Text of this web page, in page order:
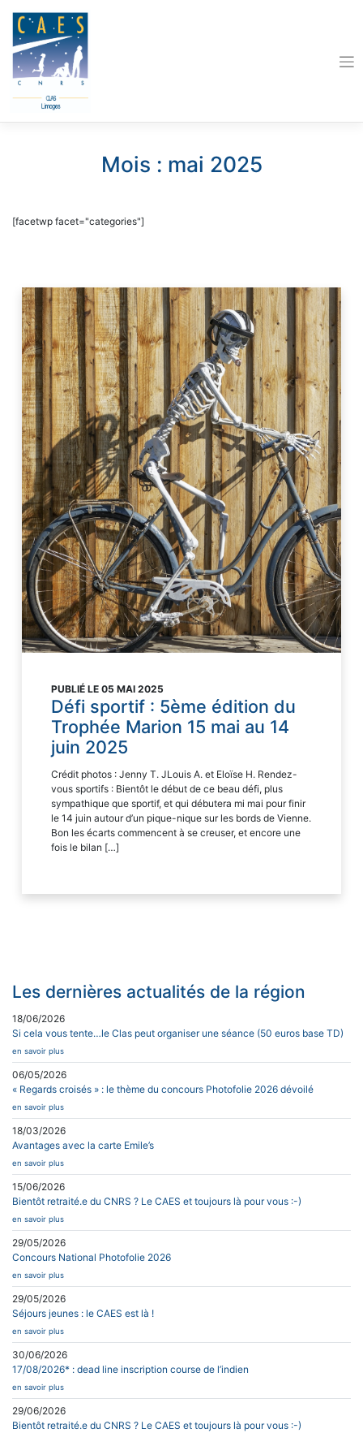
content
Mois : mai 2025
[facetwp facet="categories"]
PUBLIÉ LE 05 MAI 2025
Défi sportif : 5ème édition du
Trophée Marion 15 mai au 14
juin 2025
Crédit photos : Jenny T. JLouis A. et Eloïse H. Rendez-
vous sportifs : Bientôt le début de ce beau défi, plus
sympathique que sportif, et qui débutera mi mai pour finir
le 14 juin autour d’un pique-nique sur les bords de Vienne.
Bon les écarts commencent à se creuser, et encore une
fois le bilan […]
Les dernières actualités de la région
18/06/2026
Si cela vous tente…le Clas peut organiser une séance (50 euros base TD)
en savoir plus
06/05/2026
« Regards croisés » : le thème du concours Photofolie 2026 dévoilé
en savoir plus
18/03/2026
Avantages avec la carte Emile’s
en savoir plus
15/06/2026
Bientôt retraité.e du CNRS ? Le CAES et toujours là pour vous :-)
en savoir plus
29/05/2026
Concours National Photofolie 2026
en savoir plus
29/05/2026
Séjours jeunes : le CAES est là !
en savoir plus
30/06/2026
17/08/2026* : dead line inscription course de l’indien
en savoir plus
29/06/2026
Bientôt retraité.e du CNRS ? Le CAES et toujours là pour vous :-)